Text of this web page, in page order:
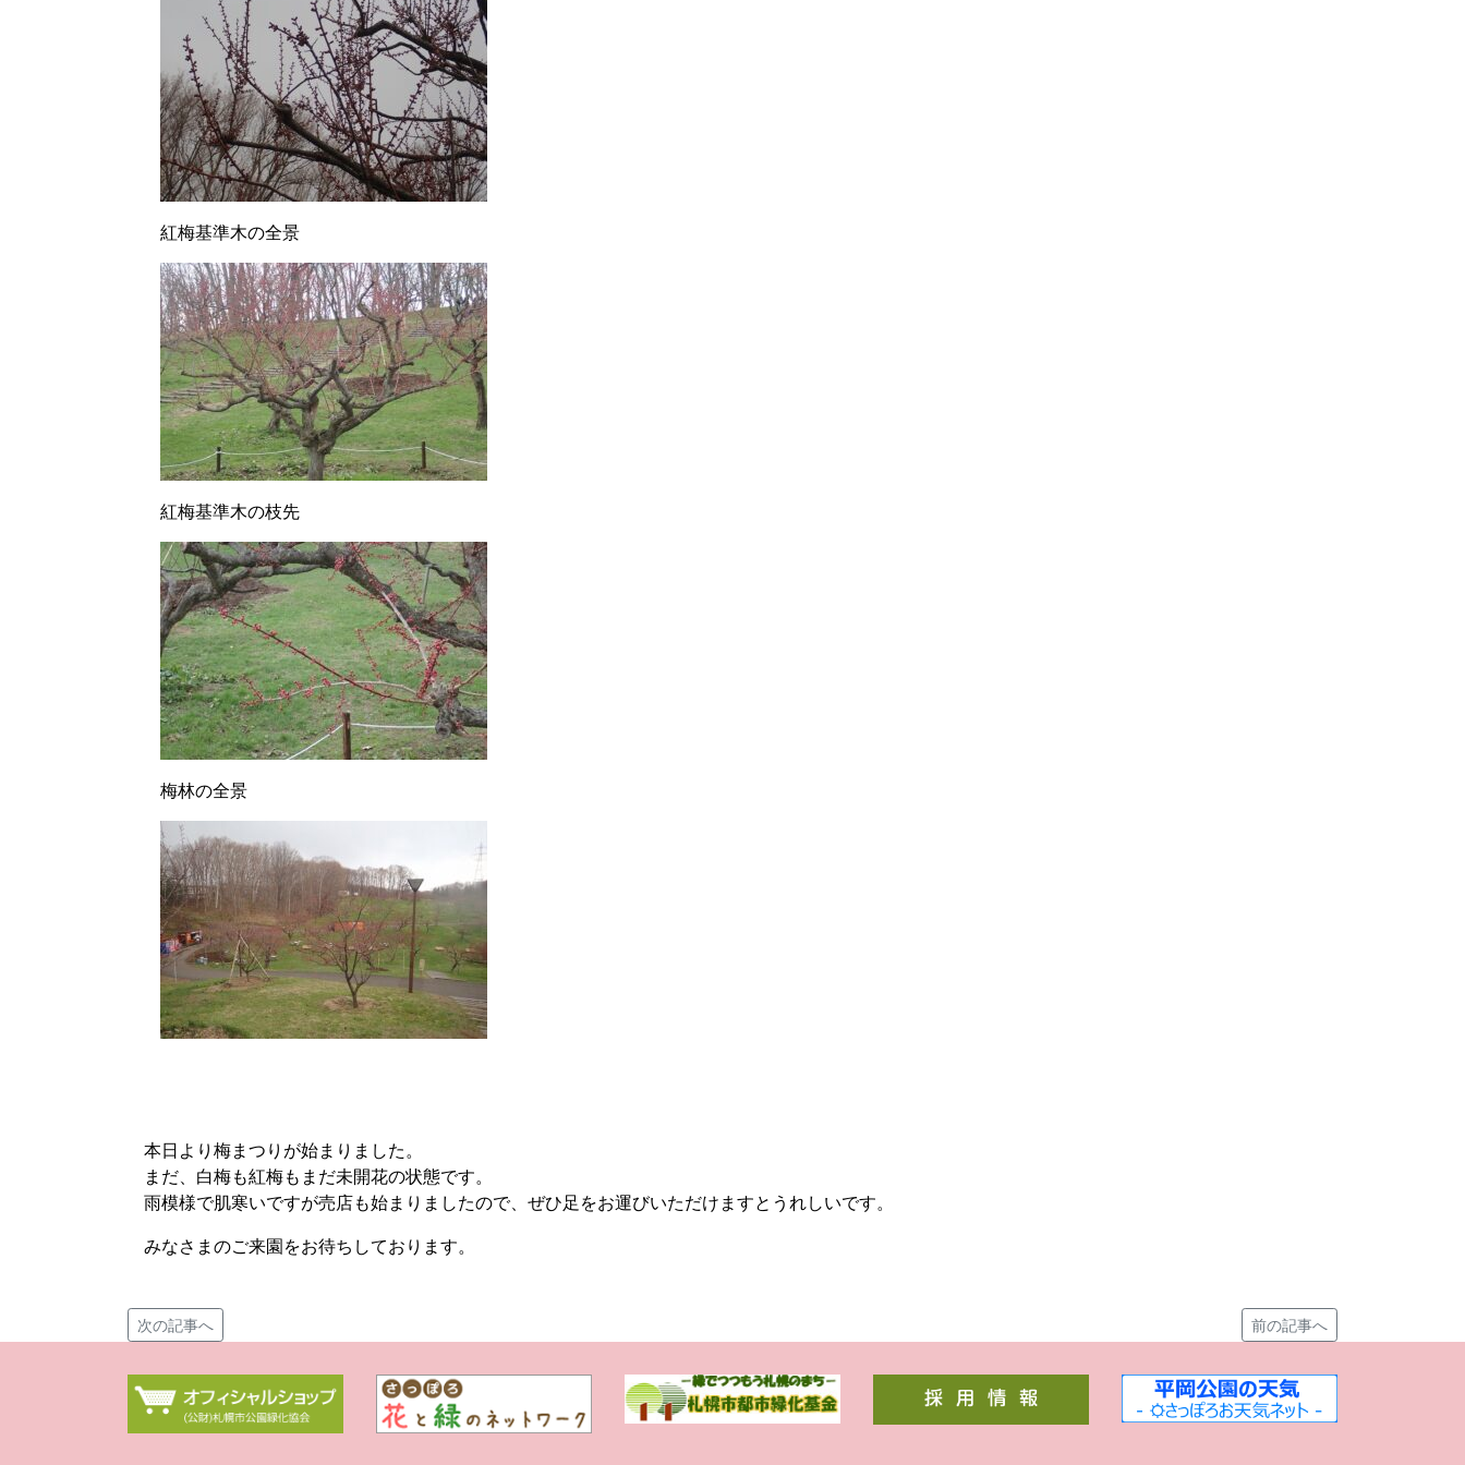
紅梅基準木の全景
紅梅基準木の枝先
梅林の全景
本日より梅まつりが始まりました。
まだ、白梅も紅梅もまだ未開花の状態です。
雨模様で肌寒いですが売店も始まりましたので、ぜひ足をお運びいただけますとうれしいです。
みなさまのご来園をお待ちしております。
次の記事へ 前の記事へ